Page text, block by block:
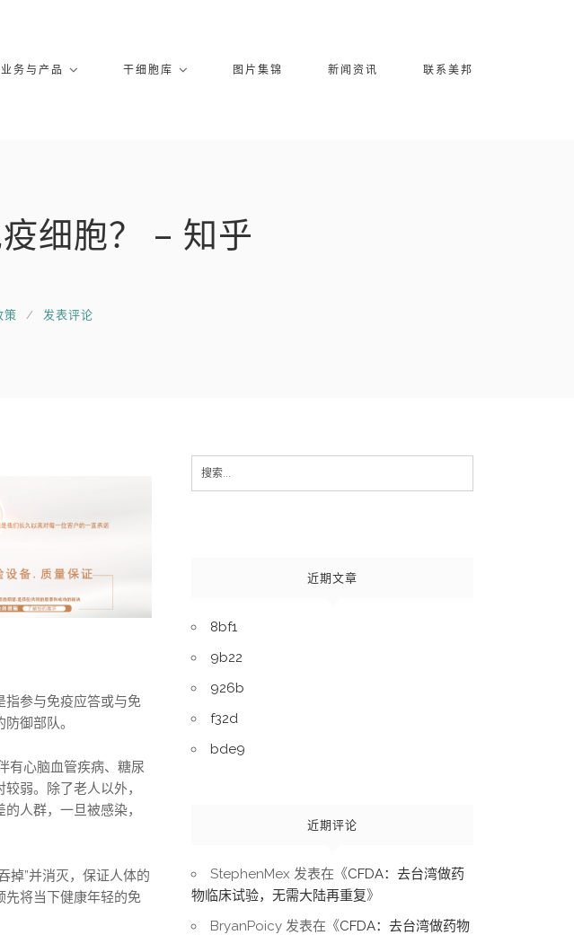
业务与产品 干细胞库 图片集锦 新闻资讯 联系美邦
细胞？ – 知乎
策 发表评论
指参与免疫应答或与免
御部队。
有心脑血管疾病、糖尿
弱。除了老人以外，
人群，一旦被感染，
掉”并消灭，保证人体的
先将当下健康年轻的免
Search
for:
近期文章
8bf1
9b22
926b
f32d
bde9
近期评论
StephenMex 发表在《CFDA：去台湾做药
物临床试验，无需大陆再重复》
BryanPoicy 发表在《CFDA：去台湾做药物